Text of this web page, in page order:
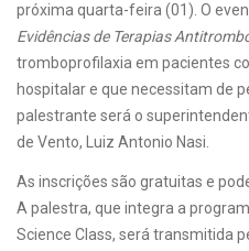
próxima quarta-feira (01). O
Evidências de Terapias
tromboprofilaxia em pacientes
hospitalar e que necessitam de
palestrante será o
de Vento, Luiz Antonio Nasi.
As inscrições são gratuitas e
A palestra, que integra a
Science Class, será transmitida